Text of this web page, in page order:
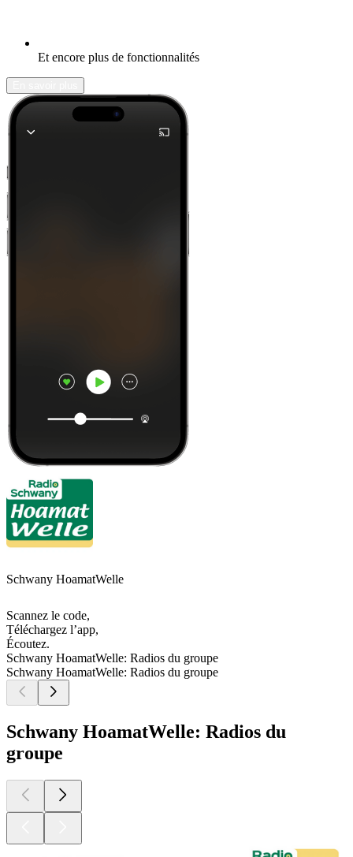
Et encore plus de fonctionnalités
Schwany HoamatWelle
Scannez le code,
Téléchargez l’app,
Écoutez.
Schwany HoamatWelle: Radios du groupe
Schwany HoamatWelle: Radios du groupe
Schwany HoamatWelle: Radios du
groupe